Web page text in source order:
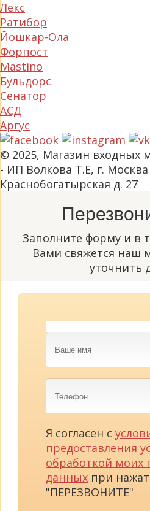
Лекс
Ратибор
Йошкар-Ола
Форпост
Mastino
Бульдорс
Сенатор
АСД
Аргус
© 2025, Магазин входных
- ИП Волкова Т.Е, г. Москва
Краснобогатырская д. 27
Заполните форму и в
Вами свяжется наш
уточнить
Ваше
имя
Телефон
Я согласен с
предоставления
обработкой моих
данных при
"ПЕРЕЗВОНИТЕ"